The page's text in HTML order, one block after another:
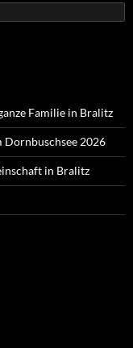
Familie in Bralitz
Dornbuschsee 2026
in Bralitz